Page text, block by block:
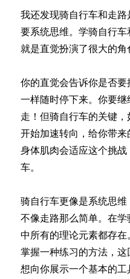
我还发现骑自行车和走
要系统思维。学骑自行
就是直觉扮演了很大的角
你的直觉会告诉你是否
一样随时停下来。你要
走！但骑自行车的关键
开始加速转向，给你带
身体肌肉会适应这个挑
车。
骑自行车更像是系统思
不像走路那么简单。在
中所有的理论元素都存
掌握一种练习的方法，
想向你展示一个基本的